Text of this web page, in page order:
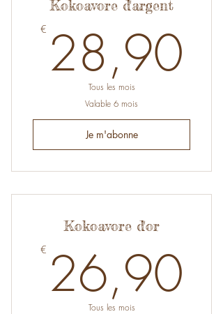
Kokoavore d'argent
€ 28,90
Tous les mois
Valable 6 mois
Je m'abonne
Kokoavore d'or
€ 26,90
Tous les mois